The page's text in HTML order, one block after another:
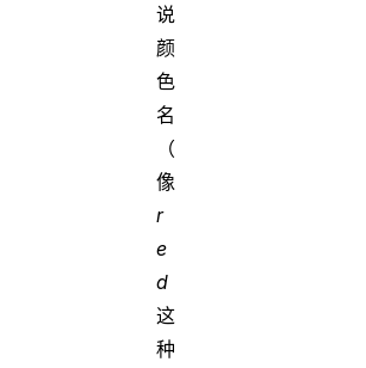
说
颜
色
名
（
像
r
e
d
这
种